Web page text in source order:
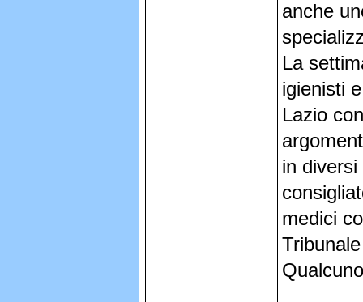
anche
La
igienisti
Lazio
in
medici